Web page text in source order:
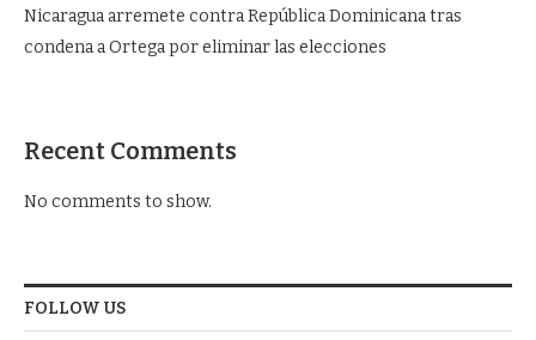
Nicaragua arremete contra República Dominicana tras
condena a Ortega por eliminar las elecciones
Recent Comments
No comments to show.
FOLLOW US